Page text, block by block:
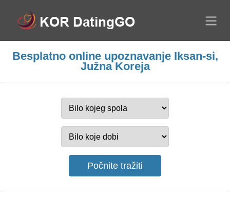
Besplatno online upoznavanje Iksan-si,
Južna Koreja